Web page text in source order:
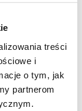
treści
i
o tym, jak
partnerom
Forum.
w łatwy